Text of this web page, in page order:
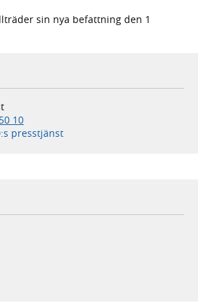
sin nya befattning den 1
10
presstjänst
i ny flik, extern webbplats,
flik, extern webbplats,
i ny flik, extern webbplats,
din e-postklient,